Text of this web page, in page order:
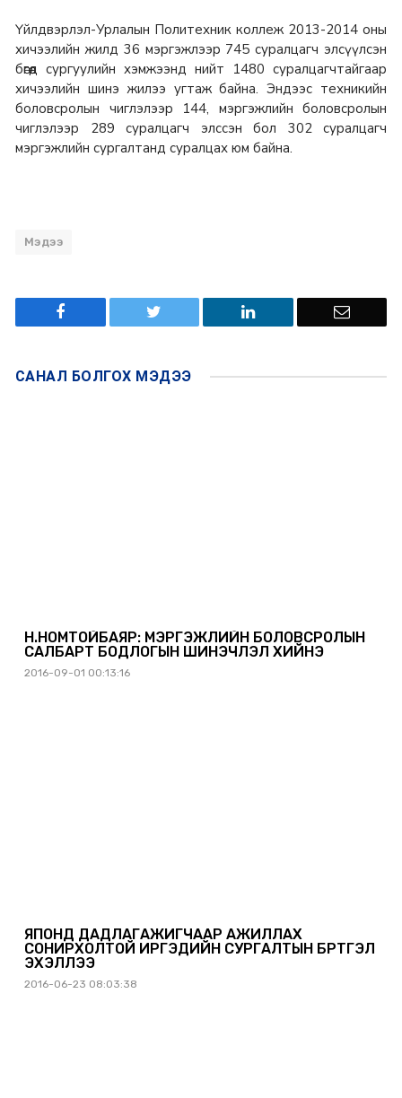
Үйлдвэрлэл-Урлалын Политехник коллеж 2013-2014 оны
хичээлийн жилд 36 мэргэжлээр 745 суралцагч элсүүлсэн
бөгөөд сургуулийн хэмжээнд нийт 1480 суралцагчтайгаар
хичээлийн шинэ жилээ угтаж байна. Эндээс техникийн
боловсролын чиглэлээр 144, мэргэжлийн боловсролын
чиглэлээр 289 суралцагч элссэн бол 302 суралцагч
мэргэжлийн сургалтанд суралцах юм байна.
Мэдээ
САНАЛ БОЛГОХ МЭДЭЭ
Н.НОМТОЙБАЯР: МЭРГЭЖЛИЙН БОЛОВСРОЛЫН
САЛБАРТ БОДЛОГЫН ШИНЭЧЛЭЛ ХИЙНЭ
2016-09-01 00:13:16
ЯПОНД ДАДЛАГАЖИГЧААР АЖИЛЛАХ
СОНИРХОЛТОЙ ИРГЭДИЙН СУРГАЛТЫН БҮРТГЭЛ
ЭХЭЛЛЭЭ
2016-06-23 08:03:38